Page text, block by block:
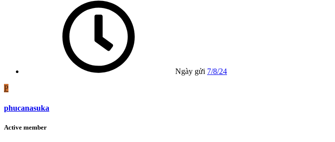
Ngày gửi 7/8/24
P
phucanasuka
Active member